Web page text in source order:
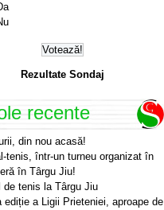
Rezultate Sondaj
recente
din nou acasă!
tenis, într-un turneu organizat în
în Târgu Jiu!
de tenis la Târgu Jiu
ediție a Ligii Prieteniei, aproape de